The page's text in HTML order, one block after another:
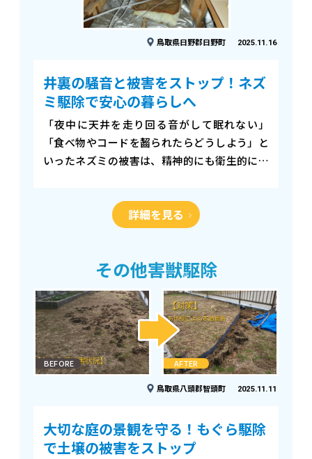
鳥取県日野郡日野町 2025.11.16
井裏の騒音と被害をストップ！ネズ
ミ駆除で安心の暮らしへ
「夜中に天井を走り回る音がして眠れない」
「食べ物やコードを齧られたらどうしよう」と
いったネズミの被害は、精神的にも衛生的にも
詳細を見る
その他害獣駆除
BEFORE AFTER
鳥取県八頭郡智頭町 2025.11.11
大切な庭の景観を守る！もぐら駆除
で土壌の被害をストップ